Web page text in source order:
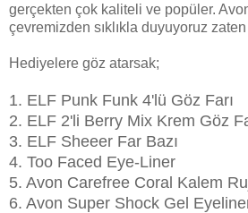
gerçekten çok kaliteli ve popüler.
çevremizden sıklıkla duyuyoruz
Hediyelere göz atarsak;
1. ELF Punk Funk 4'lü Göz Farı
2. ELF 2'li Berry Mix Krem Göz
3. ELF Sheeer Far Bazı
4. Too Faced Eye-Liner
5. Avon Carefree Coral Kalem
6. Avon Super Shock Gel